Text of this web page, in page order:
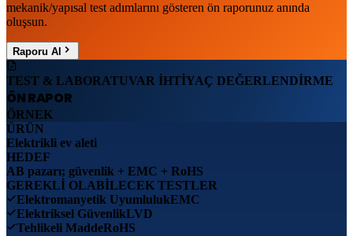
mekanik/yapısal test adımlarını gösteren ön raporunuz anında
oluşsun.
Raporu Al
TEST & LABORATUVAR İHTİYAÇ DEĞERLENDİRME
ÖN RAPOR
ÖRNEK
ÜRÜN
Elektrikli ev aleti
HEDEF
AB pazarı; güvenlik + EMC + RoHS
GEREKLİ OLABİLECEK TESTLER
Elektromanyetik UyumlulukEMC
Elektriksel GüvenlikLVD
Tehlikeli MaddeRoHS